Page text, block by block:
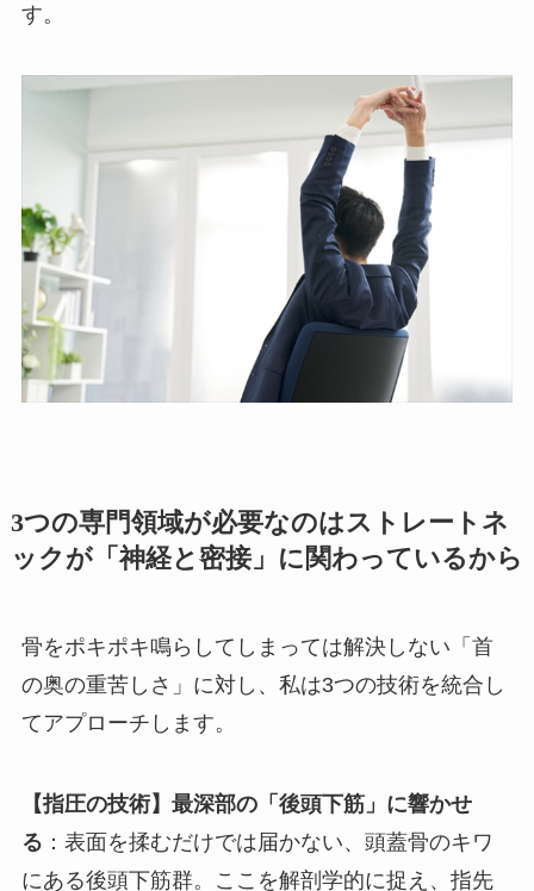
す。
3つの専門領域が必要なのはストレートネ
ックが「神経と密接」に関わっているから
骨をポキポキ鳴らしてしまっては解決しない「首
の奥の重苦しさ」に対し、私は3つの技術を統合し
てアプローチします。
【指圧の技術】最深部の「後頭下筋」に響かせ
る ：表面を揉むだけでは届かない、頭蓋骨のキワ
にある後頭下筋群。ここを解剖学的に捉え、指先